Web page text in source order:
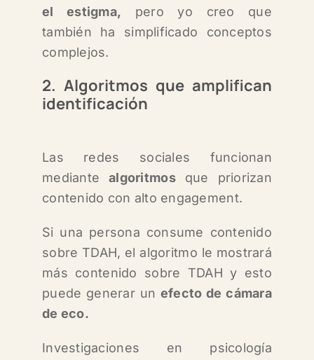
el estigma, pero yo creo que
también ha simplificado conceptos
complejos.
2. Algoritmos que amplifican
identificación
Las redes sociales funcionan
mediantealgoritmosque priorizan
contenido con alto engagement.
Si una persona consume contenido
sobre TDAH, el algoritmo le mostrará
más contenido sobre TDAH y esto
puede generar un efecto de cámara
de eco.
Investigaciones en psicología